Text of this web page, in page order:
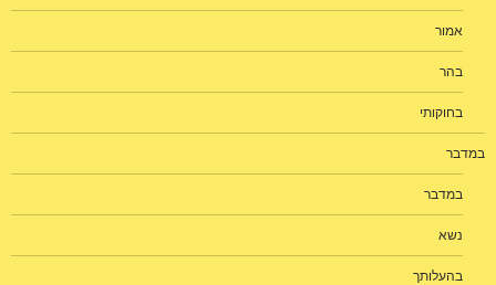
אמור
בהר
בחוקותי
במדבר
במדבר
נשא
בהעלותך